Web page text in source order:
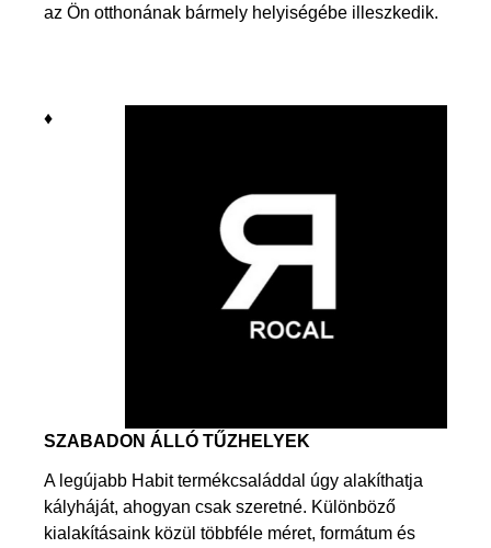
az Ön otthonának bármely helyiségébe illeszkedik.
♦
SZABADON ÁLLÓ TŰZHELYEK
A legújabb Habit termékcsaláddal úgy alakíthatja
kályháját, ahogyan csak szeretné. Különböző
kialakításaink közül többféle méret, formátum és